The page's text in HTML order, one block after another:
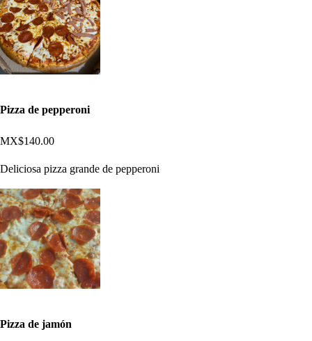
Pizza de pepperoni
MX$140.00
Deliciosa pizza grande de pepperoni
Pizza de jamón